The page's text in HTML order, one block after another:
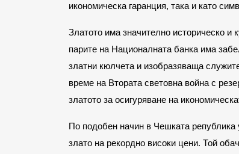
икономическа гаранция, така и като
Златото има значително историческо
парите на Националната банка има
златни кюлчета и изобразяваща
време на Втората световна война с
златото за осигуряване на
По подобен начин в Чешката република
злато на рекордно високи цени. Той